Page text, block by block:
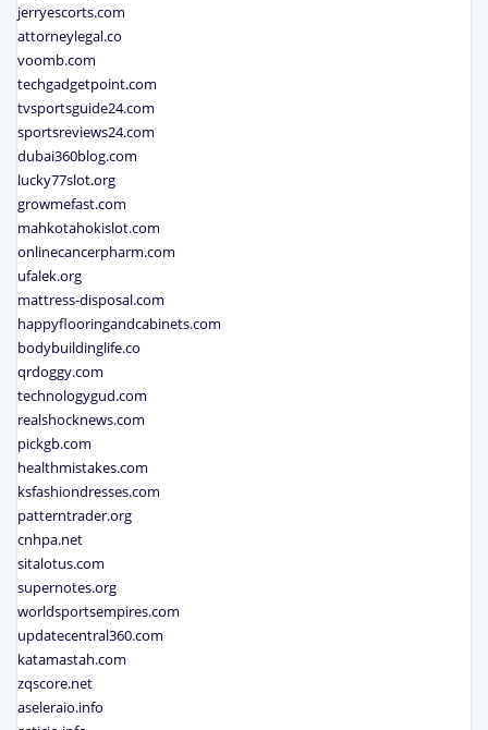
jerryescorts.com
attorneylegal.co
voomb.com
techgadgetpoint.com
tvsportsguide24.com
sportsreviews24.com
dubai360blog.com
lucky77slot.org
growmefast.com
mahkotahokislot.com
onlinecancerpharm.com
ufalek.org
mattress-disposal.com
happyflooringandcabinets.com
bodybuildinglife.co
qrdoggy.com
technologygud.com
realshocknews.com
pickgb.com
healthmistakes.com
ksfashiondresses.com
patterntrader.org
cnhpa.net
sitalotus.com
supernotes.org
worldsportsempires.com
updatecentral360.com
katamastah.com
zqscore.net
aseleraio.info